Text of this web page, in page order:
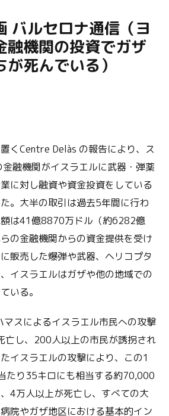
バルセロナ通信（ヨ
融機関の投資でガザ
死んでいる）
くCentre Delàs の報告により、ス
融機関がイスラエルに武器・弾薬
に対し融資や資金投資をしている
。大半の取引は過去5年間に行わ
は41億8870万ドル（約6282億
の金融機関からの資金提供を受け
販売した爆弾や武器、ヘリコプタ
イスラエルはガザや他の地域での
いる。
スによるイスラエル市民への攻撃
亡し、200人以上の市民が誘拐され
イスラエルの攻撃により、この1
たり35キロにも相当する約70,000
4万人以上が死亡し、すべての大
院やガザ地区における基本的イン